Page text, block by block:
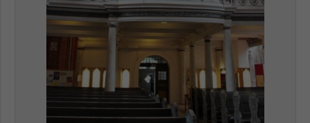
tungen und Kunst­werken, wie dem acht­eckigen Bronze-
Tauf­kessel von 1440 und dem reich­haltigen Figuren­
schmuck in den spitz­giebeligen Nischen der Seiten.